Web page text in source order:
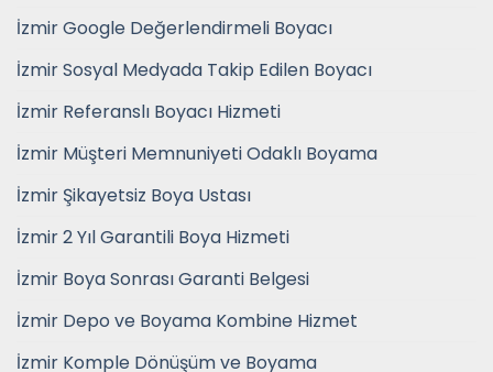
İzmir Google Değerlendirmeli Boyacı
İzmir Sosyal Medyada Takip Edilen Boyacı
İzmir Referanslı Boyacı Hizmeti
İzmir Müşteri Memnuniyeti Odaklı Boyama
İzmir Şikayetsiz Boya Ustası
İzmir 2 Yıl Garantili Boya Hizmeti
İzmir Boya Sonrası Garanti Belgesi
İzmir Depo ve Boyama Kombine Hizmet
İzmir Komple Dönüşüm ve Boyama